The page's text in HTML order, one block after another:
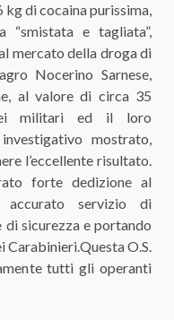
di cocaina purissima,
“smistata e tagliata”,
mercato della droga di
Nocerino Sarnese,
al valore di circa 35
militari ed il loro
mostrato,
l’eccellente risultato.
forte dedizione al
accurato servizio di
sicurezza e portando
Carabinieri.Questa O.S.
tutti gli operanti